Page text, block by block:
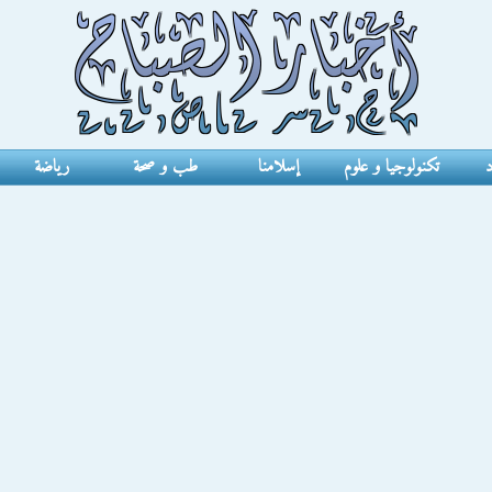
تكنولوجيا و علوم إسلامنا طب و صحة رياضة